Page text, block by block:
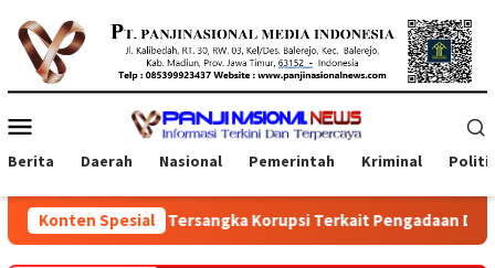
konten
Mobile
Berita Daerah Nasional Pemerintah Kriminal
Konten Spesial
Korupsi Terkait Pengadaan Digitalisasi SPBU